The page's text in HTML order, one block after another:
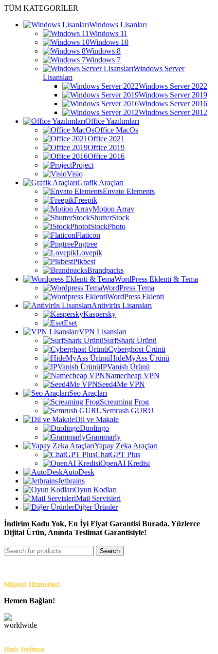
TÜM KATEGORİLER
Windows Lisanları
Windows 11
Windows 10
Windows 8
Windows 7
Windows Server
Lisansları
Windows Server 2022
Windows Server 2019
Windows Server 2016
Windows Server 2012
Office Yazılımları
Office MacOs
Office 2021
Office 2019
Office 2016
Project
Visio
Grafik Araçları
Envato Elements
Freepik
Motion Array
ShutterStock
iStockPhoto
Flaticon
Pngtree
Lovepik
Pikbest
Brandpacks
WordPress Eklenti & Tema
WordPress Tema
WordPress Eklenti
Antivirüs Lisansları
Kaspersky
Eset
VPN Lisansları
SurfShark Ürünü
Cyberghost Ürünü
HideMyAss Ürünü
IPVanish Ürünü
Namecheap VPN
Seed4Me VPN
Seo Araçları
Screaming Frog
Semrush GURU
Dil ve Makale
Duolingo
Grammarly
Yapay Zeka Araçları
ChatGPT Plus
OpenAI Kredisi
AutoDesk
Jetbrains
Oyun Kodları
Mail Servisleri
Diğer Ürünler
İndirim Kodu Yok, En İyi Fiyat Garantisi Burada. Yüzlerce
Dijital Ürün, Anında Teslimat Garantisiyle!
Search
Müşteri Hizmetleri
Hemen Bağlan!
Hızlı Teslimat